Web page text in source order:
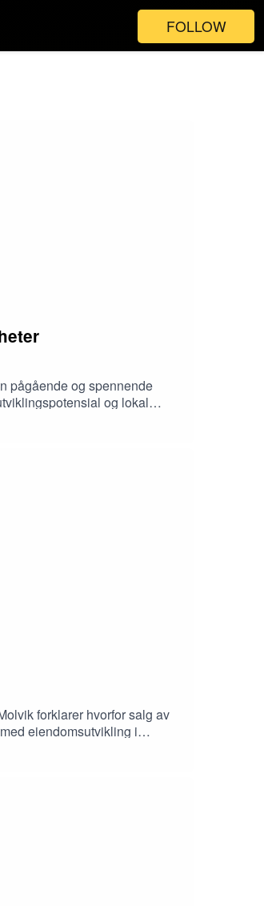
FOLLOW
pågående og spennende
og lokal
gjennomførte prosesser, og
forklarer hvorfor salg av
eiendomsutvikling i
Jan Håvard Valstad
hos investorer og